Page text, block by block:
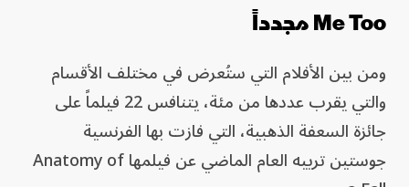
Me Too مجدداً
ومن بين الأفلام التي ستُعرض في مختلف الأقسام
والتي يقرب عددها من مئة، يتنافس 22 فيلماً على
جائزة السعفة الذهبية، التي فازت بها الفرنسية
جوستين ترييه العام الماضي عن فيلمها Anatomy of